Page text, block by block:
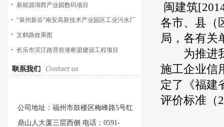
新能源湖西产业园数码项目
“泉州新谷”南安高新技术产业园区工业污水厂
工程
文鹤路效果图
长乐市滨江路营前港桥梁建设工程项目
公司地址：福州市鼓楼区梅峰路5号红
鼎山人大厦三层西侧 电话：0591-
闽建筑
各市、县（
局，各有关
为推进我
施工企业信
定了《福建
评价标准（